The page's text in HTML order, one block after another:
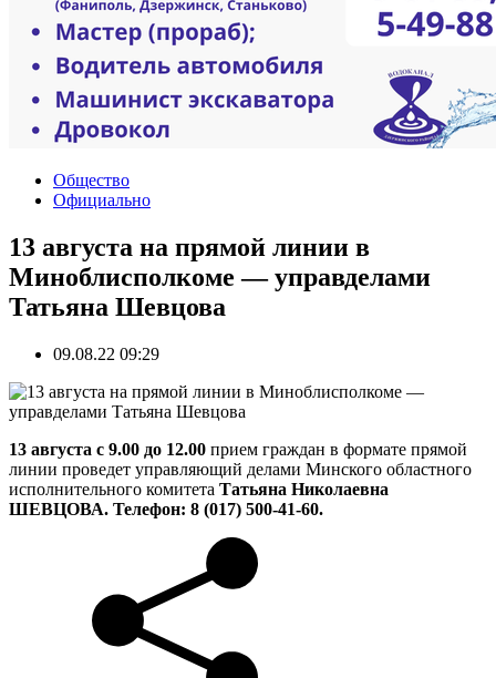
Общество
Официально
13 августа на прямой линии в
Миноблисполкоме — управделами
Татьяна Шевцова
09.08.22 09:29
13 августа с 9.00 до 12.00 прием граждан в формате прямой
линии проведет управляющий делами Минского областного
исполнительного комитета Татьяна Николаевна
ШЕВЦОВА. Телефон: 8 (017) 500-41-60.